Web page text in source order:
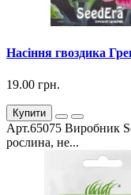
Насіння гвоздика
19.00 грн.
Купити
Арт.65075 Виробник
рослина, не...